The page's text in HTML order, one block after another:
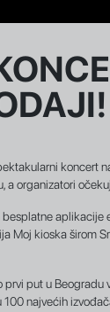
koncert
organizatori
aplikacije
Moj kioska širom
put u
najvećih